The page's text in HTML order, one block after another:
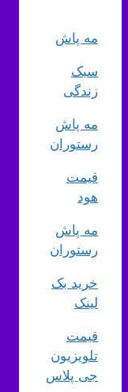
مه پاش
سبک
زندگی
مه پاش
رستوران
قیمت
هود
مه پاش
رستوران
خرید بک
لینک
قیمت
تلویزیون
جی پلاس